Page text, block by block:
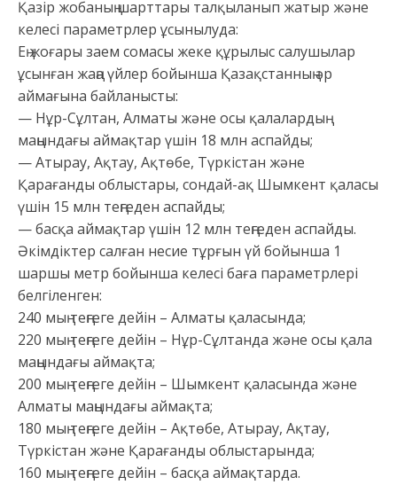
Қазір жобаның шарттары талқыланып жатыр және
келесі параметрлер ұсынылуда:
Ең жоғары заем сомасы жеке құрылыс салушылар
ұсынған жаңа үйлер бойынша Қазақстанның әр
аймағына байланысты:
— Нұр-Сұлтан, Алматы және осы қалалардың
маңындағы аймақтар үшін 18 млн аспайды;
— Атырау, Ақтау, Ақтөбе, Түркістан және
Қарағанды облыстары, сондай-ақ Шымкент қаласы
үшін 15 млн теңгеден аспайды;
— басқа аймақтар үшін 12 млн теңгеден аспайды.
Әкімдіктер салған несие тұрғын үй бойынша 1
шаршы метр бойынша келесі баға параметрлері
белгіленген:
240 мың теңгеге дейін – Алматы қаласында;
220 мың теңгеге дейін – Нұр-Сұлтанда және осы қала
маңындағы аймақта;
200 мың теңгеге дейін – Шымкент қаласында және
Алматы маңындағы аймақта;
180 мың теңгеге дейін – Ақтөбе, Атырау, Ақтау,
Түркістан және Қарағанды облыстарында;
160 мың теңгеге дейін – басқа аймақтарда.